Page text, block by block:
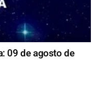
09 de agosto de